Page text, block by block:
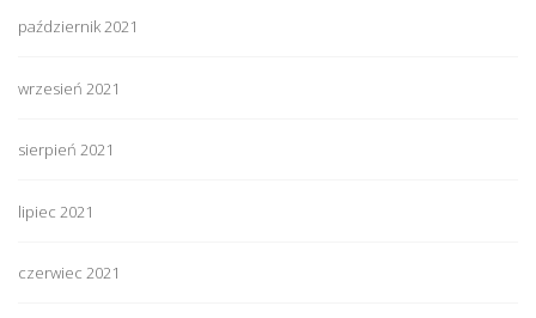
październik 2021
wrzesień 2021
sierpień 2021
lipiec 2021
czerwiec 2021